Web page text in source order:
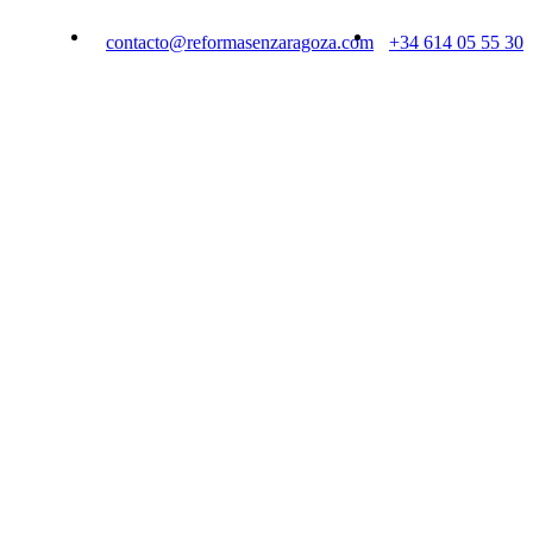
contacto@reformasenzaragoza.com +34 614 05 55 30